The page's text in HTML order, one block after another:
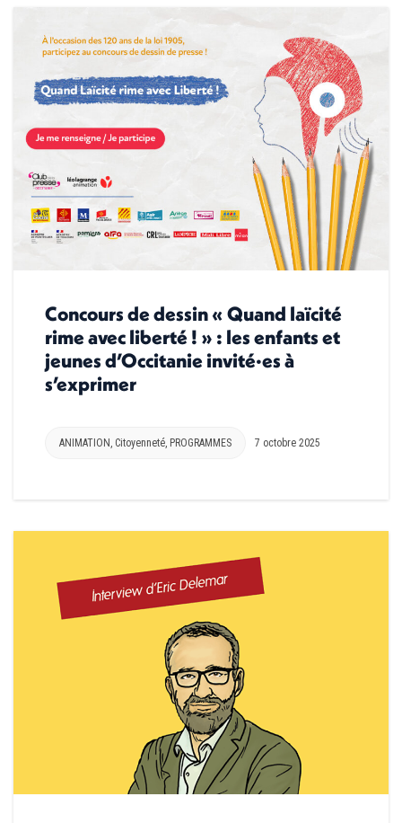
Concours de dessin « Quand laïcité
rime avec liberté ! » : les enfants et
jeunes d’Occitanie invité·es à
s’exprimer
ANIMATION, Citoyenneté, PROGRAMMES 7 octobre 2025